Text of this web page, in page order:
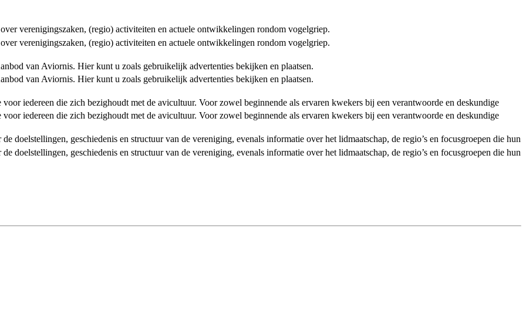
verenigingszaken, (regio) activiteiten en actuele ontwikkelingen rondom vogelgriep.
verenigingszaken, (regio) activiteiten en actuele ontwikkelingen rondom vogelgriep.
van Aviornis. Hier kunt u zoals gebruikelijk advertenties bekijken en plaatsen.
van Aviornis. Hier kunt u zoals gebruikelijk advertenties bekijken en plaatsen.
iedereen die zich bezighoudt met de avicultuur. Voor zowel beginnende als ervaren kwekers bij een verantwoorde en deskundige
iedereen die zich bezighoudt met de avicultuur. Voor zowel beginnende als ervaren kwekers bij een verantwoorde en deskundige
doelstellingen, geschiedenis en structuur van de vereniging, evenals informatie over het lidmaatschap, de regio’s en focusgroepen die hun
doelstellingen, geschiedenis en structuur van de vereniging, evenals informatie over het lidmaatschap, de regio’s en focusgroepen die hun